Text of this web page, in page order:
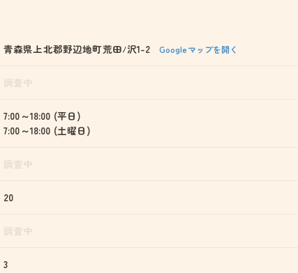
青森県上北郡野辺地町荒田ﾉ沢1-2 Googleマップを開く
7:00～18:00 (平日)
7:00～18:00 (土曜日)
20
3